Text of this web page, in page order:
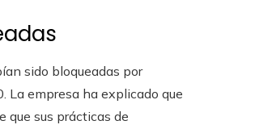
sido bloqueadas por
La empresa ha explicado que
que sus prácticas de